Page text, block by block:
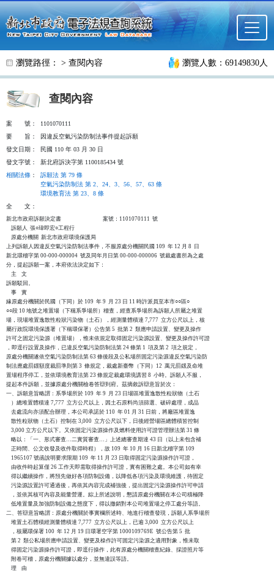
跳至主要內容
瀏覽路徑： > 查閱內容 瀏覽人數：69149830人
查閱內容
案 號：
1101070111
要
旨：
因違反空氣污染防制法事件提起訴願
發文日期：
民國 110 年 03 月 30 日
發文字號：
新北府訴決字第 1100185434 號
相關法條 ：
訴願法 第 79 條
空氣污染防制法 第 2、24、3、56、57、63 條
環境教育法 第 23、8 條
全
文：
新北市政府訴願決定書                                  案號：1101070111  號
    訴願人  張○瑋即宏○工程行
    原處分機關  新北市政府環境保護局
上列訴願人因違反空氣污染防制法事件，不服原處分機關民國 109  年 12 月 8  日
新北環稽字第 00-000-000004  號及同年月日第 00-000-000006  號裁處書所為之處
分，提起訴願一案，本府依法決定如下：
    主    文
訴願駁回。
    事    實
緣原處分機關於民國（下同）於 109  年 9  月 23 日 11 時許派員至本市○○區○
○○段 10 地號之堆置場（下稱系爭場所）稽查，經查系爭場所為訴願人所屬之堆置
場，現場堆置逸散性粒狀污染物（土石），經測量體積達 7,777  立方公尺以上，核
屬行政院環境保護署（下稱環保署）公告第 5  批第 2  類應申請設置、變更及操作
許可之固定污染源（堆置場），惟未依規定取得固定污染源設置、變更及操作許可證
，即逕行設置及操作，已違反空氣污染防制法第 24 條第 1  項及第 2  項之規定，
原處分機關遂依空氣污染防制法第 63 條後段及公私場所固定污染源違反空氣污染防
制法應處罰鍰額度裁罰準則第 3  條規定，裁處新臺幣（下同）12  萬元罰鍰及命堆
置場程序停工，並依環境教育法第 23 條規定裁處環境講習 8  小時。訴願人不服，
提起本件訴願，並據原處分機關檢卷答辯到府。茲摘敘訴辯意旨於次：
一、訴願意旨略謂：系爭場所於 109  年 9  月 23 日場區堆置逸散性粒狀物（土石
    ）總堆置體積達 7,777  立方公尺以上，因土石原料尚須篩選、破碎處理，成品
    去處流向亦須配合辦理，本公司承諾於 110  年 01 月 31 日前，將廠區堆置逸
    散性粒狀物（土石）控制在 3,000  立方公尺以下，日後經營場區總體積皆控制
    3,000 立方公尺以下。又依固定污染源操作及燃料使用許可證管理辦法第 31 條
    略以：「一、形式審查…二實質審查…」上述總審查期達 43 日（以上未包含補
    正時間、公文收發及收件取得時程），故 109  年 10 月 16 日新北稽字第 109
    1965107 號函說明要求限期 109  年 11 月 23 日取得固定污染源操作許可證，
    由收件時起算僅 26 工作天即需取得操作許可證，實有困難之處。本公司如有幸
    得以繼續操作，將預先做好各項防制設備，以降低各項污染及環境維護，待固定
    污染源設置許可通過後，再依其內容完成補強後，提出固定污染源操作許可申請
    ，並依其核可內容及能量營運。綜上所述說明，懇請原處分機關在本公司積極降
    低堆置量及加強防制設備之態度下，得以撤銷對本公司堆置場之停工處分等語。
二、答辯意旨略謂：原處分機關於事實欄所述時、地進行稽查發現，訴願人系爭場所
    堆置土石體積經測量體積達 7,777  立方公尺以上，已逾 3,000  立方公尺以上
    ，核屬環保署 100  年 12 月 19 日環署空字第 1000109769E  號公告第 5  批
    第 2  類公私場所應申請設置、變更及橾作許可固定污染源之適用對象，惟未取
    得固定污染源操作許可證，即逕行操作，此有原處分機關稽查紀錄、採證照片等
    附卷可稽，原處分機關據以處分，並無違誤等語。
    理    由